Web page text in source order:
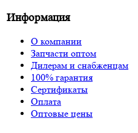
Информация
О компании
Запчасти оптом
Дилерам и снабженцам
100% гарантия
Сертификаты
Оплата
Оптовые цены